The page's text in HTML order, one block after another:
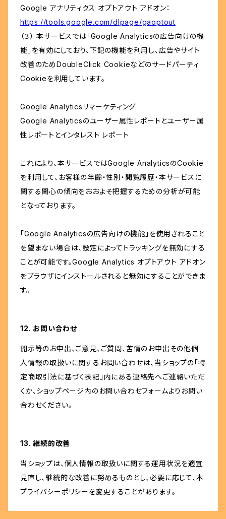
Google アナリティクス オプトアウト アドオン：
https://tools.google.com/dlpage/gaoptout
（３） 本サービスでは「Google Analyticsの広告向けの機
能」を有効にしており、下記の機能を利用し、広告やサイト
改善のためDoubleClick Cookieなどのサードパーティ
Cookieを利用しています。
Google Analyticsリマーケティング
Google Analyticsのユーザー属性レポートとユーザー属
性レポートとインタレスト レポート
これにより、本サービスではGoogle AnalyticsのCookie
を利用して、お客様の年齢・性別・閲覧履歴・本サービスに
関する関心の傾向をおおよそ把握するための分析が可能
となっております。
「Google Analyticsの広告向けの機能」を使用されること
を望まない場合は、設定によってトラッキングを無効にする
ことが可能です。Google Analytics オプトアウト アドオン
をブラウザにインストールされると無効にすることができま
す。
12. お問い合わせ
開示等のお申出、ご意見、ご質問、苦情のお申出その他個
人情報の取扱いに関するお問い合わせは、当ショップの「特
定商取引法に基づく表記」内にある連絡先へご連絡いただ
くか、ショップページ内のお問い合わせフォームよりお問い
合わせください。
13. 継続的改善
当ショップは、個人情報の取扱いに関する運用状況を適宜
見直し、継続的な改善に努めるものとし、必要に応じて、本
プライバシーポリシーを変更することがあります。